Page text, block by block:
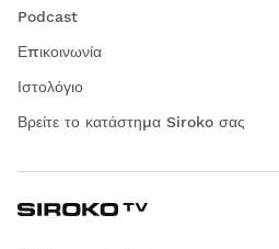
Podcast
Επικοινωνία
Ιστολόγιο
Βρείτε το κατάστημα Siroko σας